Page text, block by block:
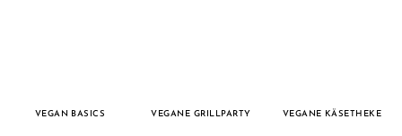
VEGAN BASICS VEGANE GRILLPARTY VEGANE KÄSETHEKE